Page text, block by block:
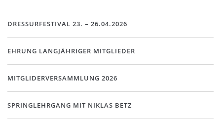
DRESSURFESTIVAL 23. – 26.04.2026
EHRUNG LANGJÄHRIGER MITGLIEDER
MITGLIDERVERSAMMLUNG 2026
SPRINGLEHRGANG MIT NIKLAS BETZ